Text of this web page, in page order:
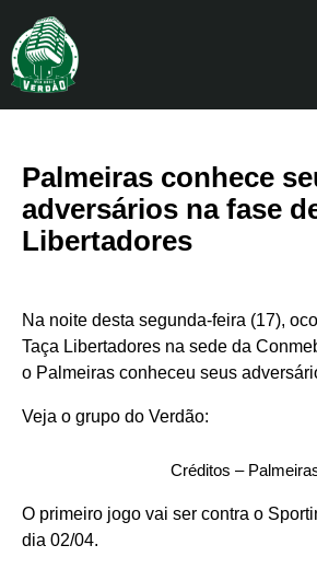
Palmeiras conhece
adversários na fase
Libertadores
Na noite desta segunda-feira (17),
Taça Libertadores na sede da
o Palmeiras conheceu seus
Veja o grupo do Verdão:
Créditos –
O primeiro jogo vai ser contra o
dia 02/04.